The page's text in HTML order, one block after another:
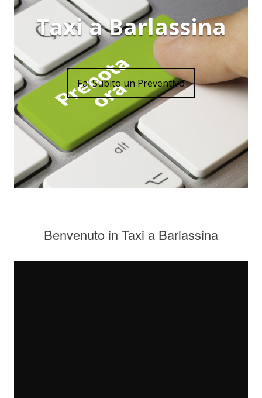
Taxi a Barlassina
Fai Subito un Preventivo
Benvenuto in Taxi a Barlassina